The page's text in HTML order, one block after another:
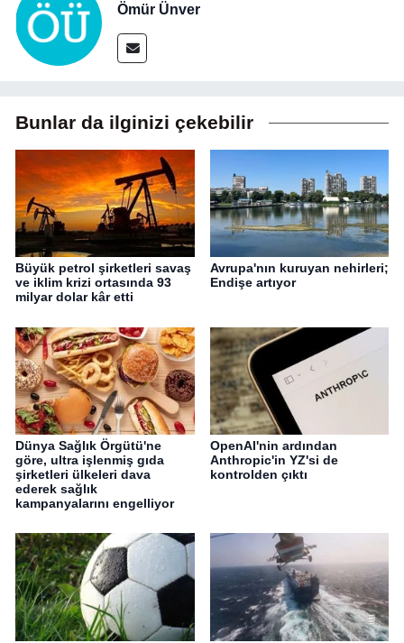
Ömür Ünver
Bunlar da ilginizi çekebilir
Büyük petrol şirketleri savaş
ve iklim krizi ortasında 93
milyar dolar kâr etti
Avrupa'nın kuruyan nehirleri;
Endişe artıyor
Dünya Sağlık Örgütü'ne
göre, ultra işlenmiş gıda
şirketleri ülkeleri dava
ederek sağlık
kampanyalarını engelliyor
OpenAI'nin ardından
Anthropic'in YZ'si de
kontrolden çıktı